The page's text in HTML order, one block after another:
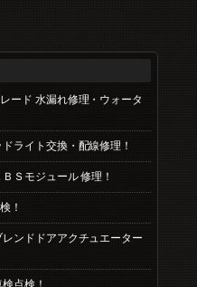
ード 水漏れ修理・ウォータ
ライト交換・配線修理！
Ｓモジュール 修理！
！
ンドドアアクチュエーター
点検！